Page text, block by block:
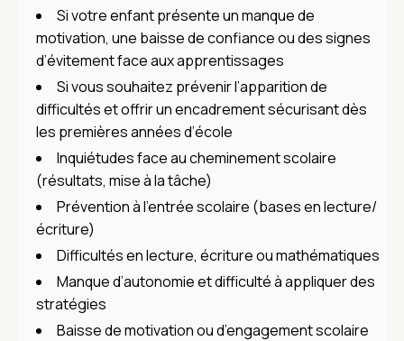
Si votre enfant présente un manque de
motivation, une baisse de confiance ou des signes
d’évitement face aux apprentissages
Si vous souhaitez prévenir l’apparition de
difficultés et offrir un encadrement sécurisant dès
les premières années d’école
Inquiétudes face au cheminement scolaire
(résultats, mise à la tâche)
Prévention à l’entrée scolaire (bases en lecture/
écriture)
Difficultés en lecture, écriture ou mathématiques
Manque d’autonomie et difficulté à appliquer des
stratégies
Baisse de motivation ou d’engagement scolaire